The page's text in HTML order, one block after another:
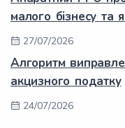
малого бізнесу та
27/07/2026
Алгоритм
акцизного податку
24/07/2026